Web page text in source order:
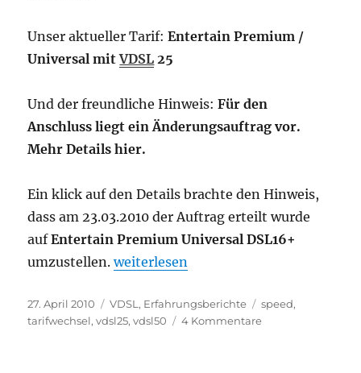
Unser aktueller Tarif:Entertain Premium /
Universal mitVDSL 25
Und der freundliche Hinweis:Für den
Anschluss liegt ein Änderungsauftrag vor.
Mehr Details hier.
Ein klick auf den Details brachte den Hinweis,
dass am 23.03.2010 der Auftrag erteilt wurde
aufEntertain Premium Universal DSL16+
umzustellen.„Ein Blick ins Kundencenter …“
weiterlesen
Veröffentlicht
am
27. April 2010 Kategorien
VDSL , Erfahrungsberichte Schlagwörter
speed,
tarifwechsel,vdsl25,vdsl50 4 Kommentarezu